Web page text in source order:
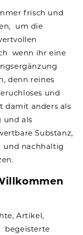
frisch und
um die
wenn ihr eine
denn reines
und
damit anders als
und als
Substanz,
und nachhaltig
Artikel,
begeisterte